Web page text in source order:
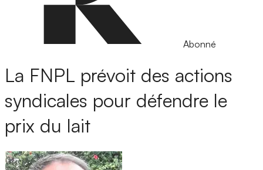
Abonné
La FNPL prévoit des actions
syndicales pour défendre le
prix du lait